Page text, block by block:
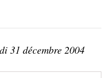
31 décembre 2004